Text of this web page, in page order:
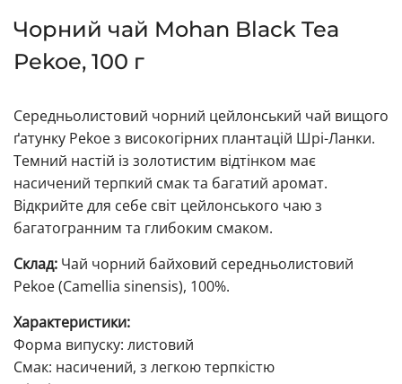
Чорний чай Mohan Black Tea
Pekoe, 100 г
Середньолистовий чорний цейлонський чай вищого
ґатунку Pekoe з високогірних плантацій Шрі-Ланки.
Темний настій із золотистим відтінком має
насичений терпкий смак та багатий аромат.
Відкрийте для себе світ цейлонського чаю з
багатогранним та глибоким смаком.
Склад: Чай чорний байховий середньолистовий
Pekoe (Camellia sinensis), 100%.
Характеристики:
Форма випуску: листовий
Смак: насичений, з легкою терпкістю